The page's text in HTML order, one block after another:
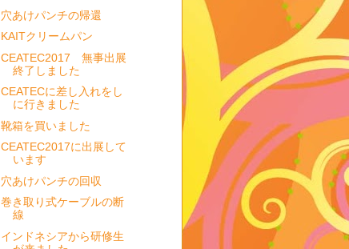
穴あけパンチの帰還
KAITクリームパン
CEATEC2017 無事出展
終了しました
CEATECに差し入れをし
に行きました
靴箱を買いました
CEATEC2017に出展して
います
穴あけパンチの回収
巻き取り式ケーブルの断
線
インドネシアから研修生